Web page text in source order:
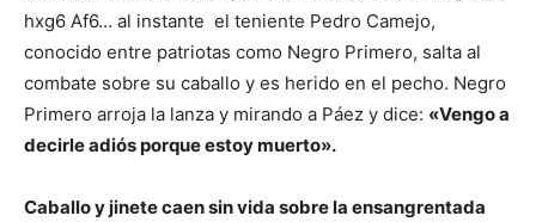
hxg6 Af6… al instante el teniente Pedro Camejo,
conocido entre patriotas como Negro Primero, salta al
combate sobre su caballo y es herido en el pecho. Negro
Primero arroja la lanza y mirando a Páez y dice: «Vengo a
decirle adiós porque estoy muerto».
Caballo y jinete caen sin vida sobre la ensangrentada